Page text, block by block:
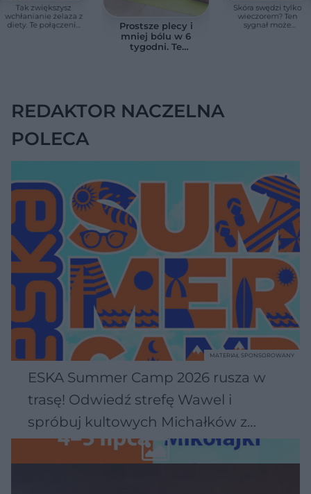
Tak zwiększysz
wchłanianie żelaza z
diety. Te połączenia
Prostsze plecy i
mniej bólu w 6
tygodni. Te
Skóra swędzi tylko
wieczorem? Ten
sygnał może
REDAKTOR NACZELNA
POLECA
ESKA Summer Camp 2026 rusza w
trasę! Odwiedź strefę Wawel i
spróbuj kultowych Michałków z
Wawelu
MATERIAŁ SPONSOROWANY